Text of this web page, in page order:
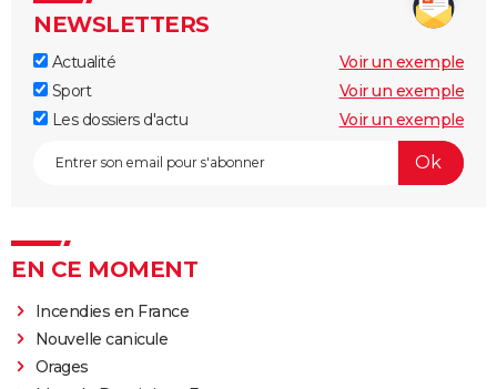
NEWSLETTERS
Actualité
Voir un exemple
Sport
Voir un exemple
Les dossiers d'actu
Voir un exemple
EN CE MOMENT
Incendies en France
Nouvelle canicule
Orages